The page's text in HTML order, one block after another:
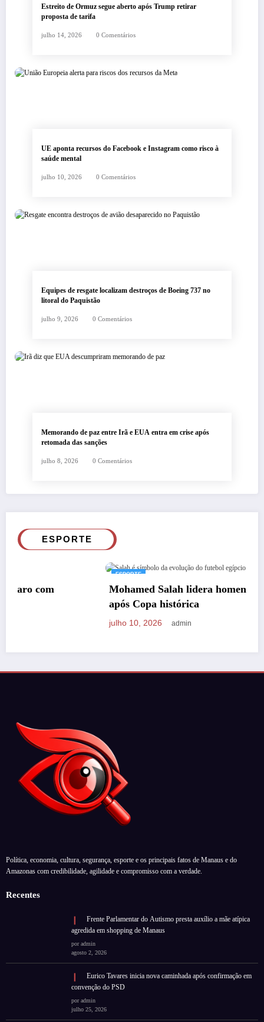
Estreito de Ormuz segue aberto após Trump retirar
proposta de tarifa
julho 14, 2026 0 Comentários
UE aponta recursos do Facebook e Instagram como risco à
saúde mental
julho 10, 2026 0 Comentários
Equipes de resgate localizam destroços de Boeing 737 no
litoral do Paquistão
julho 9, 2026 0 Comentários
Memorando de paz entre Irã e EUA entra em crise após
retomada das sanções
julho 8, 2026 0 Comentários
ESPORTE
Mohamed Salah lidera homenagem ao Egito
após Copa histórica
Política, economia, cultura, segurança, esporte e os principais fatos de Manaus e do
Amazonas com credibilidade, agilidade e compromisso com a verdade.
Recentes
Frente Parlamentar do Autismo presta auxílio a mãe atípica
agredida em shopping de Manaus
por admin
agosto 2, 2026
Eurico Tavares inicia nova caminhada após confirmação em
convenção do PSD
por admin
julho 25, 2026